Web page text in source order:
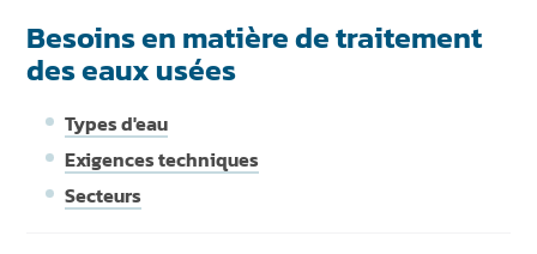
Besoins en matière de traitement
des eaux usées
Types d'eau
Exigences techniques
Secteurs